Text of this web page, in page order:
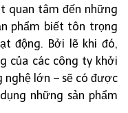
quan tâm đến những
phẩm biết tôn trọng
động. Bởi lẽ khi đó,
của các công ty khởi
nghệ lớn – sẽ có được
những sản phẩm